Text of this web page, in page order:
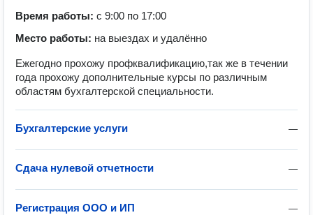
Время работы: с 9:00 по 17:00
Место работы: на выездах и удалённо
Ежегодно прохожу профквалификацию,так же в течении
года прохожу дополнительные курсы по различным
областям бухгалтерской специальности.
—
Бухгалтерские услуги
—
Сдача нулевой отчетности
—
Регистрация ООО и ИП